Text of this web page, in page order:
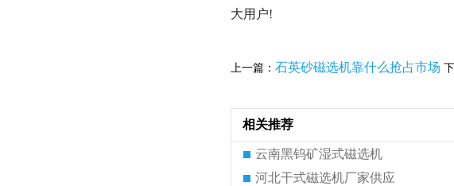
大用户!
上一篇： 石英砂磁选机靠什么抢占市场
相关推荐
云南黑钨矿湿式磁选机
河北干式磁选机厂家供应